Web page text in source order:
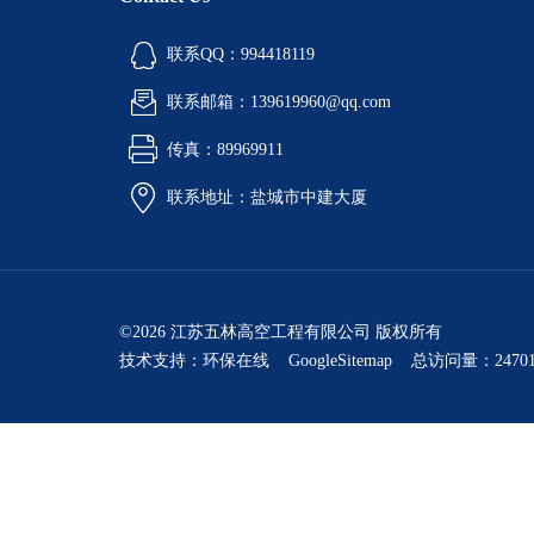
联系QQ：994418119
联系邮箱：139619960@qq.com
传真：89969911
联系地址：盐城市中建大厦
©2026 江苏五林高空工程有限公司 版权所有
技术支持： 环保在线 GoogleSitemap 总访问量：